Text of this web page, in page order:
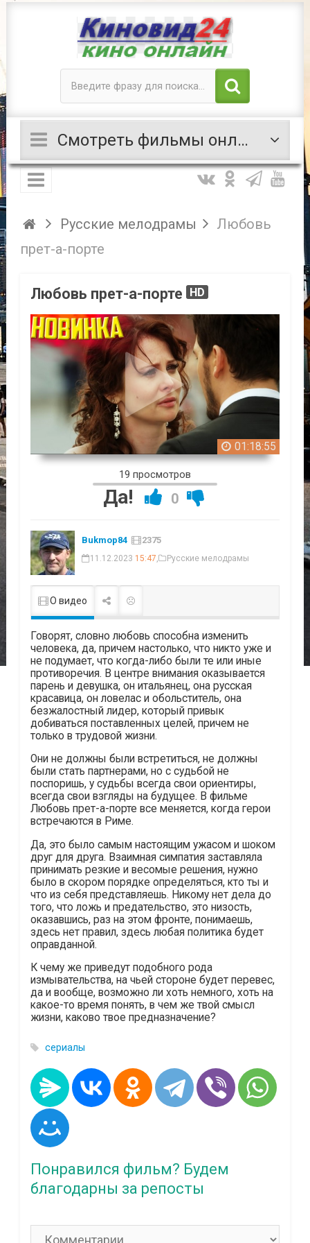
Смотреть фильмы онлайн
Русские мелодрамы
Любовь
прет-а-порте
Любовь прет-а-порте HD
01:18:55
19 просмотров
Да! 0
Bukmop84 2375
11.12.2023 15:47, Русские мелодрамы
О видео
Говорят, словно любовь способна изменить
человека, да, причем настолько, что никто уже и
не подумает, что когда-либо были те или иные
противоречия. В центре внимания оказывается
парень и девушка, он итальянец, она русская
красавица, он ловелас и обольститель, она
безжалостный лидер, который привык
добиваться поставленных целей, причем не
только в трудовой жизни.
Они не должны были встретиться, не должны
были стать партнерами, но с судьбой не
поспоришь, у судьбы всегда свои ориентиры,
всегда свои взгляды на будущее. В фильме
Любовь прет-а-порте все меняется, когда герои
встречаются в Риме.
Да, это было самым настоящим ужасом и шоком
друг для друга. Взаимная симпатия заставляла
принимать резкие и весомые решения, нужно
было в скором порядке определяться, кто ты и
что из себя представляешь. Никому нет дела до
того, что ложь и предательство, это низость,
оказавшись, раз на этом фронте, понимаешь,
здесь нет правил, здесь любая политика будет
оправданной.
К чему же приведут подобного рода
измывательства, на чьей стороне будет перевес,
да и вообще, возможно ли хоть немного, хоть на
какое-то время понять, в чем же твой смысл
жизни, каково твое предназначение?
сериалы
Понравился фильм? Будем
благодарны за репосты